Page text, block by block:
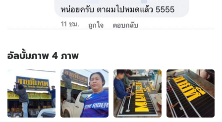
อัลบั้มภาพ 4 ภาพ
อัลบั้ม
ภาพ
4
ภาพ
ของ